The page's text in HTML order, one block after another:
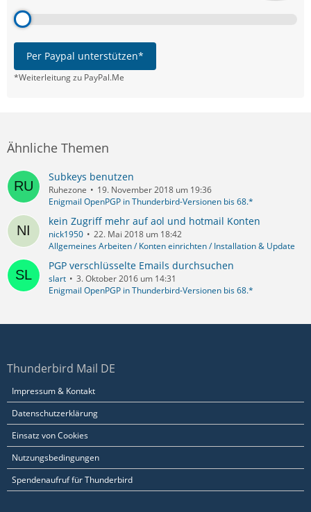
Per Paypal unterstützen*
*Weiterleitung zu PayPal.Me
Ähnliche Themen
Subkeys benutzen
Ruhezone
19. November 2018 um 19:36
Enigmail OpenPGP in Thunderbird-Versionen bis 68.*
kein Zugriff mehr auf aol und hotmail Konten
nick1950
22. Mai 2018 um 18:42
Allgemeines Arbeiten / Konten einrichten / Installation & Update
PGP verschlüsselte Emails durchsuchen
slart
3. Oktober 2016 um 14:31
Enigmail OpenPGP in Thunderbird-Versionen bis 68.*
Thunderbird Mail DE
Impressum & Kontakt
Datenschutzerklärung
Einsatz von Cookies
Nutzungsbedingungen
Spendenaufruf für Thunderbird